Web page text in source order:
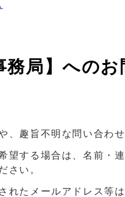
務局】への
、趣旨不明な問い合わ
望する場合は、名前・
さい。
れたメールアドレス等